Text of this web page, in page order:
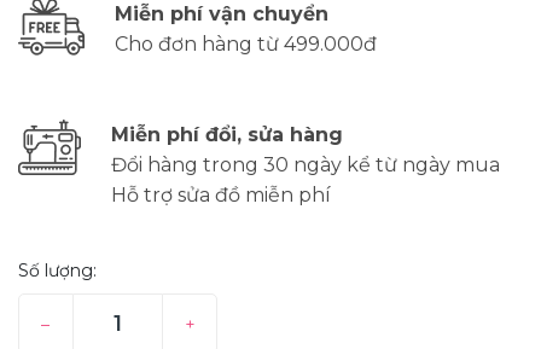
Miễn phí vận chuyển
Cho đơn hàng từ 499.000đ
Miễn phí đổi, sửa hàng
Đổi hàng trong 30 ngày kể từ ngày mua
Hỗ trợ sửa đồ miễn phí
Số lượng:
– +